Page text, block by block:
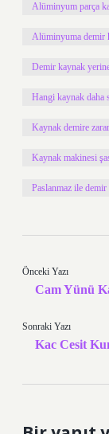
Alüminyum parça
Alüminyuma demir
Demir kaynak
Hangi kaynak daha
Kaynak demire
Kaynak makinesi
Paslanmaz ile
Önceki Yazı
Cam Yünü
Sonraki Yazı
Kac Cesit